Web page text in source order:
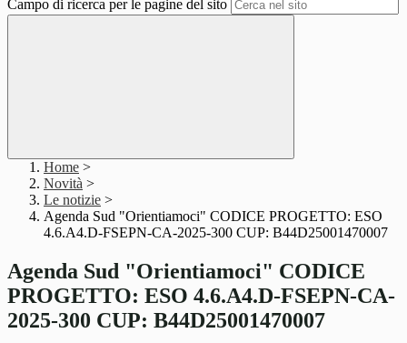
Campo di ricerca per le pagine del sito
Home >
Novità >
Le notizie >
Agenda Sud "Orientiamoci" CODICE PROGETTO: ESO
4.6.A4.D-FSEPN-CA-2025-300 CUP: B44D25001470007
Agenda Sud "Orientiamoci" CODICE
PROGETTO: ESO 4.6.A4.D-FSEPN-CA-
2025-300 CUP: B44D25001470007